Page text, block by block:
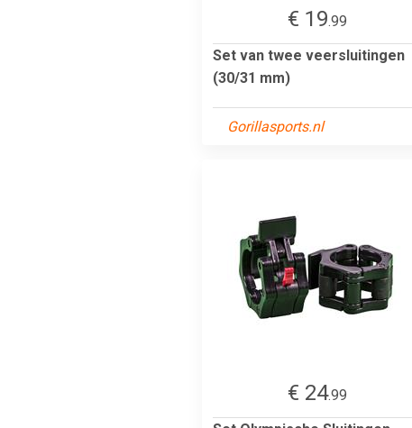
€ 19.99
Set van twee veersluitingen
(30/31 mm)
Gorillasports.nl
€ 24.99